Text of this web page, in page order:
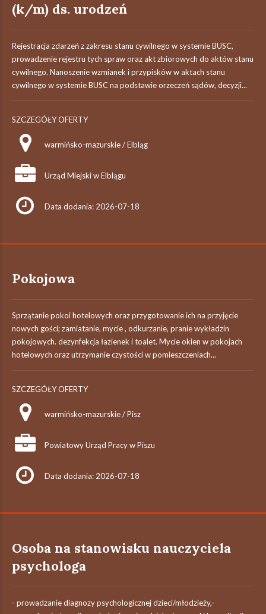
(k/m) ds. urodzeń
Rejestracja zdarzeń z zakresu stanu cywilnego w systemie BUSC,
prowadzenie rejestru tych spraw oraz akt zbiorowych do aktów stanu
cywilnego. Nanoszenie wzmianek i przypisków w aktach stanu
cywilnego w systemie BUSC na podstawie orzeczeń sądów, decyzji...
SZCZEGÓŁY OFERTY
warmińsko-mazurskie / Elbląg
Urząd Miejski w Elblągu
Data dodania: 2026-07-18
Pokojowa
Sprzątanie pokoi hotelowych oraz przygotowanie ich na przyjęcie
nowych gości; zamiatanie, mycie , odkurzanie, pranie wykładzin
pokojowych. dezynfekcja łazienek i toalet. Mycie okien w pokojach
hotelowych oraz utrzymanie czystości w pomieszczeniach...
SZCZEGÓŁY OFERTY
warmińsko-mazurskie / Pisz
Powiatowy Urząd Pracy w Piszu
Data dodania: 2026-07-18
Osoba na stanowisku nauczyciela
psychologa
- prowadzanie diagnozy psychologicznej dzieci/młodzieży,-